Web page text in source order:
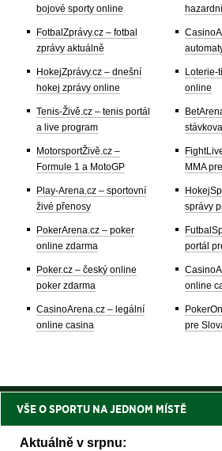
bojové sporty online
FotbalZprávy.cz – fotbal
zprávy aktuálně
HokejZprávy.cz – dnešní
hokej zprávy online
Tenis-Živě.cz – tenis portál
a live program
MotorsportŽivě.cz –
Formule 1 a MotoGP
Play-Arena.cz – sportovní
živé přenosy
PokerArena.cz – poker
online zdarma
Poker.cz – český online
poker zdarma
CasinoArena.cz – legální
online casina
Loterie-
online
MMA
správy
portál
online
pre
VŠE O SPORTU NA JEDNOM MÍSTĚ
Aktuálně v srpnu: